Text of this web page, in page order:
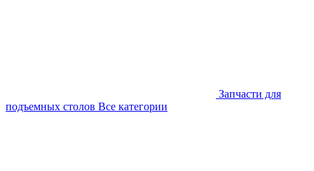
Запчасти для
подъемных столов Все категории